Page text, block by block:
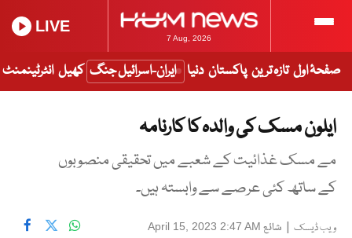
7 Aug, 2026
LIVE
صفحۂ اول تازہ ترین پاکستان دنیا ایران-اسرائیل جنگ کھیل انٹرٹینمنٹ
ایلون مسک کی والدہ کا کارنامہ
مے مسک غذائیت کے شعبے میں تحقیقی منصوبوں
کے ساتھ کئی عرصے سے وابستہ ہیں۔
ویب ڈیسک | شائع April 15, 2023 2:47 AM